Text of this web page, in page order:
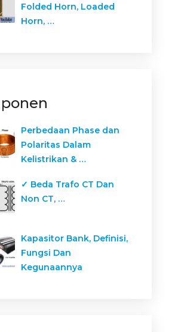
Folded Horn, Loaded
Horn, …
Perbedaan Phase dan
Polaritas Dalam
Kelistrikan & …
✓ Beda Trafo CT Dan
Non CT, …
Kapasitor Bank, Definisi,
Fungsi Dan
Kegunaannya